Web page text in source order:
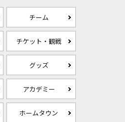
チーム
チケット・観戦
グッズ
アカデミー
ホームタウン